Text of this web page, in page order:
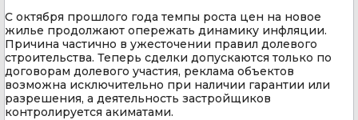
С октября прошлого года темпы роста цен на новое
жилье продолжают опережать динамику инфляции.
Причина частично в ужесточении правил долевого
строительства. Теперь сделки допускаются только по
договорам долевого участия, реклама объектов
возможна исключительно при наличии гарантии или
разрешения, а деятельность застройщиков
контролируется акиматами.